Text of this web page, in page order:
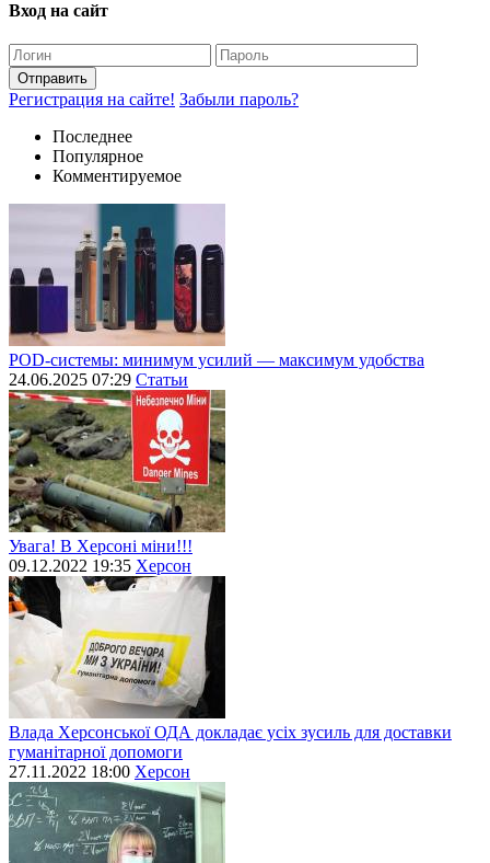
Вход на сайт
Отправить
Регистрация на сайте! Забыли пароль?
Последнее
Популярное
Комментируемое
POD-системы: минимум усилий — максимум удобства
24.06.2025 07:29 Статьи
Увага! В Херсоні міни!!!
09.12.2022 19:35 Херсон
Влада Херсонської ОДА докладає усіх зусиль для доставки
гуманітарної допомоги
27.11.2022 18:00 Херсон